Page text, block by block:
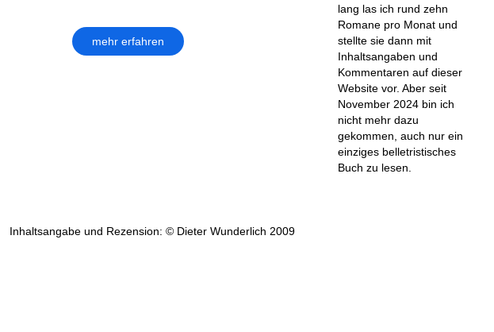
mehr erfahren
Inhaltsangabe und Rezension: © Dieter Wunderlich 2009
lang las ich rund zehn
Romane pro Monat und
stellte sie dann mit
Inhaltsangaben und
Kommentaren auf dieser
Website vor. Aber seit
November 2024 bin ich
nicht mehr dazu
gekommen, auch nur ein
einziges belletristisches
Buch zu lesen.